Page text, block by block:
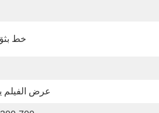
خط
عرض الفيلم